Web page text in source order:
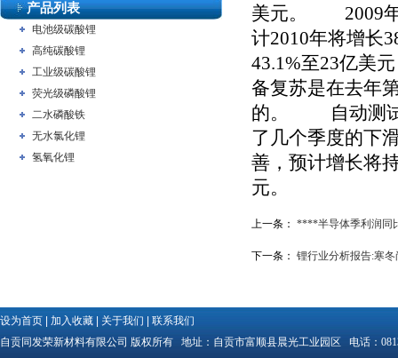
产品列表
电池级碳酸锂
高纯碳酸锂
工业级碳酸锂
荧光级磷酸锂
二水磷酸铁
无水氯化锂
氢氧化锂
美元。 2009年
计2010年将增
43.1%至23亿美
备复苏是在去年
的。 自动测试
了几个季度的下
善，预计增长将
元。
上一条：****半导体季利润同
下一条：锂行业分析报告:寒
设为首页 加入收藏 关于我们
联系我们
自贡同发荣新材料有限公司 版权所有 地址： 自贡市富顺县晨光工业园区 电话：